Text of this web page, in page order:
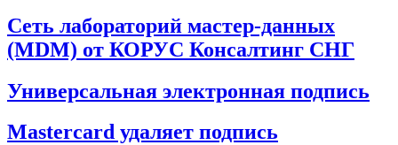
Сеть лабораторий мастер-данных
(MDM) от КОРУС Консалтинг СНГ
Универсальная электронная подпись
Mastercard удаляет подпись